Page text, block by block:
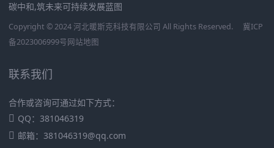
碳中和,筑未来可持续发展蓝图
Copyright © 2024 河北暖斯克科技有限公司 All Rights Reserved.
冀ICP
备2023006999号网站地图
联系我们
合作或咨询可通过如下方式：
QQ：381046319
邮箱：381046319@qq.com